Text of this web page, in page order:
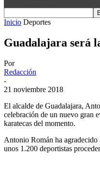
Inicio Deportes
Guadalajara será
Por
Redacción
-
21 noviembre 2018
El alcalde de Guadalajara,
celebración de un nuevo gran
karatecas del momento.
Antonio Román ha agradecido
unos 1.200 deportistas